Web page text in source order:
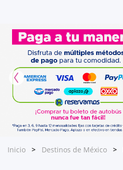
Inicio Destinos de México